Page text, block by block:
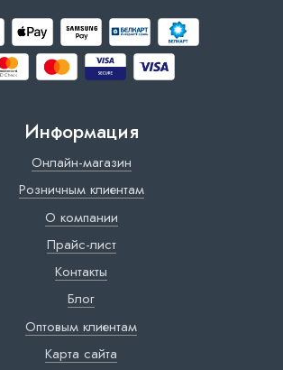
Информация
Онлайн-магазин
Розничным клиентам
О компании
Прайс-лист
Контакты
Блог
Оптовым клиентам
Карта сайта